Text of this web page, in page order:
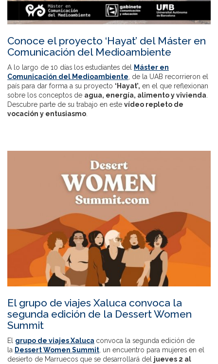
Conoce el proyecto ‘Hayat’ del Máster en
Comunicación del Medioambiente
A lo largo de 10 días los estudiantes del
Máster en
Comunicación del Medioambiente , de la UAB recorrieron el
país para dar forma a su proyecto ‘Hayat’, en el que reflexionan
sobre los conceptos de agua, energía, alimento y vivienda
Descubre parte de su trabajo en este vídeo repleto de
vocación y entusiasmo
El grupo de viajes Xaluca convoca la
segunda edición de la Dessert Women
Summit
El grupo de viajes Xaluca convoca la segunda edición de
la Dessert Women Summit , un encuentro para mujeres en el
desierto de Marruecos que se desarrollará del jueves 2 al